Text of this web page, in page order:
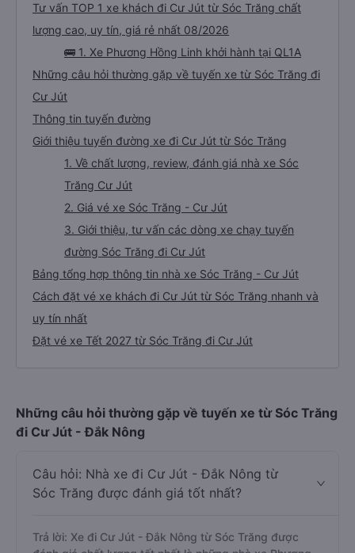
Tư vấn TOP 1 xe khách đi Cư Jút từ Sóc Trăng chất
lượng cao, uy tín, giá rẻ nhất 08/2026
🚌 1. Xe Phương Hồng Linh khởi hành tại QL1A
Những câu hỏi thường gặp về tuyến xe từ Sóc Trăng đi
Cư Jút
Thông tin tuyến đường
Giới thiệu tuyến đường xe đi Cư Jút từ Sóc Trăng
1. Về chất lượng, review, đánh giá nhà xe Sóc
Trăng Cư Jút
2. Giá vé xe Sóc Trăng - Cư Jút
3. Giới thiệu, tư vấn các dòng xe chạy tuyến
đường Sóc Trăng đi Cư Jút
Bảng tổng hợp thông tin nhà xe Sóc Trăng - Cư Jút
Cách đặt vé xe khách đi Cư Jút từ Sóc Trăng nhanh và
uy tín nhất
Đặt vé xe Tết 2027 từ Sóc Trăng đi Cư Jút
Những câu hỏi thường gặp về tuyến xe từ Sóc Trăng
đi Cư Jút - Đắk Nông
Câu hỏi: Nhà xe đi Cư Jút - Đắk Nông từ
Sóc Trăng được đánh giá tốt nhất?
Trả lời: Xe đi Cư Jút - Đắk Nông từ Sóc Trăng được